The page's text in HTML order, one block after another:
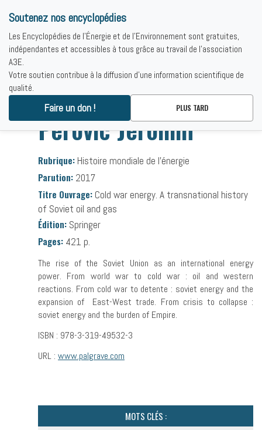
Bibliographies -
Perovic Jeronim
Rubrique: Histoire mondiale de l’énergie
Parution: 2017
Titre Ouvrage: Cold war energy. A transnational history
of Soviet oil and gas
Édition: Springer
Pages: 421 p.
The rise of the Soviet Union as an international energy
power. From world war to cold war : oil and western
reactions. From cold war to detente : soviet energy and the
expansion of East-West trade. From crisis to collapse :
soviet energy and the burden of Empire.
ISBN : 978-3-319-49532-3
URL : www.palgrave.com
MOTS CLÉS :
Soutenez nos encyclopédies
Les Encyclopédies de l'Énergie et de l'Environnement sont gratuites,
indépendantes et accessibles à tous grâce au travail de l'association
A3E.
Votre soutien contribue à la diffusion d'une information scientifique de
qualité.
Faire un don ! PLUS TARD